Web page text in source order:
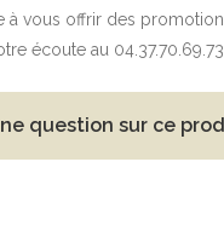
à vous offrir des
écoute au 04.37.70.69.73
question sur ce